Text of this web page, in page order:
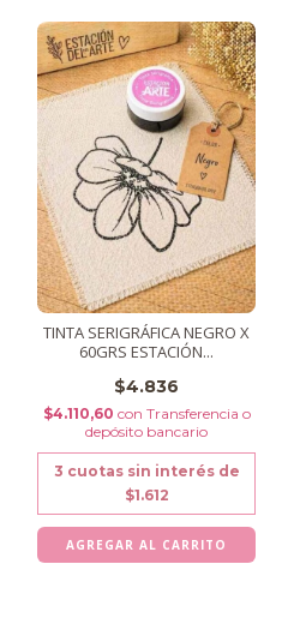
TINTA SERIGRÁFICA NEGRO X
60GRS ESTACIÓN...
$4.836
$4.110,60 con Transferencia o
depósito bancario
3 cuotas sin interés de
$1.612